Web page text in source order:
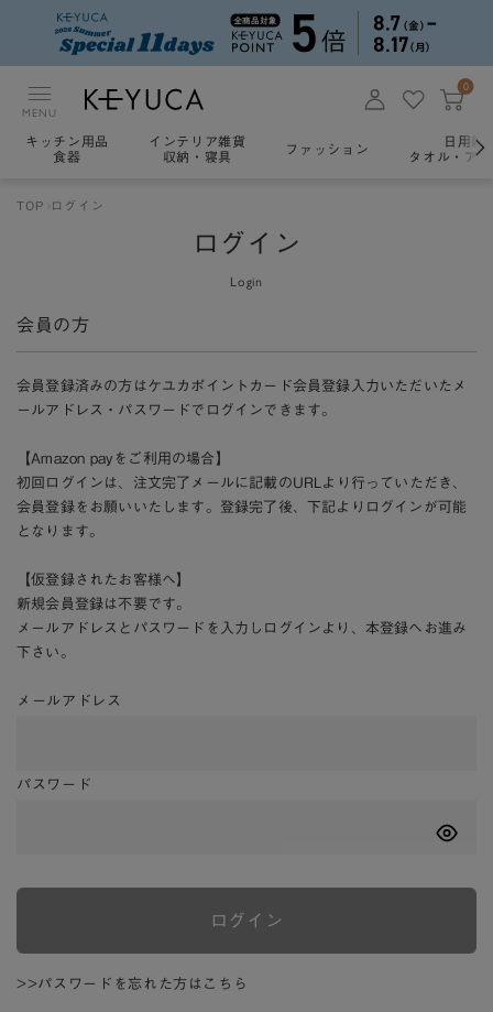
MENU
0
キッチン用品
食器
インテリア雑貨
収納・寝具
ファッション
日用雑
タオル・ア
TOP ログイン
ログイン
Login
会員の方
会員登録済みの方はケユカポイントカード会員登録入力いただいたメ
ールアドレス・パスワードでログインできます。
【Amazon payをご利用の場合】
初回ログインは、注文完了メールに記載のURLより行っていただき、
会員登録をお願いいたします。登録完了後、下記よりログインが可能
となります。
【仮登録されたお客様へ】
新規会員登録は不要です。
メールアドレスとパスワードを入力しログインより、本登録へお進み
下さい。
メールアドレス
パスワード
ログイン
>>パスワードを忘れた方はこちら